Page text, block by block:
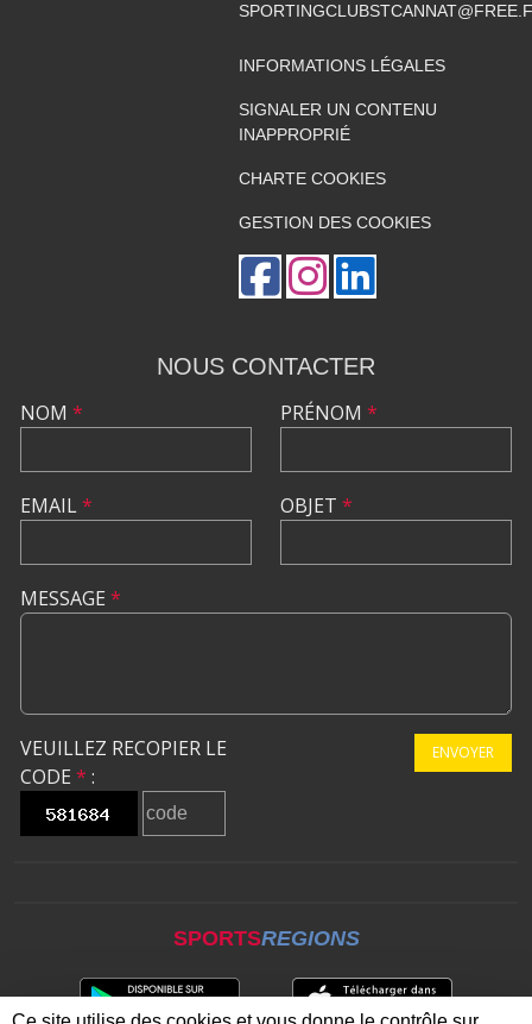
INFORMATIONS LÉGALES
SIGNALER UN CONTENU
INAPPROPRIÉ
CHARTE COOKIES
GESTION DES COOKIES
NOUS CONTACTER
NOM *
EMAIL*
PRÉNOM *
OBJET *
MESSAGE *
VEUILLEZ RECOPIER LE
CODE * :
ENVOYER
SPORTSREGIONS